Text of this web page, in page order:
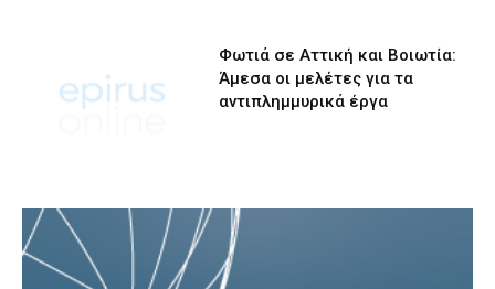
Φωτιά σε Αττική και Βοιωτία:
Άμεσα οι μελέτες για τα
αντιπλημμυρικά έργα